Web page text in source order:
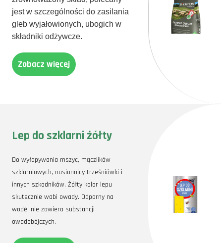
jest w szczególności do zasilania
gleb wyjałowionych, ubogich w
składniki odżywcze.
Zobacz więcej
Lep do szklarni żółty
Do wyłapywania mszyc, mączlików
szklarniowych, nasionnicy trześniówki i
innych szkodników. Żółty kolor lepu
skutecznie wabi owady. Odporny na
wodę, nie zawiera substancji
owadobójczych.